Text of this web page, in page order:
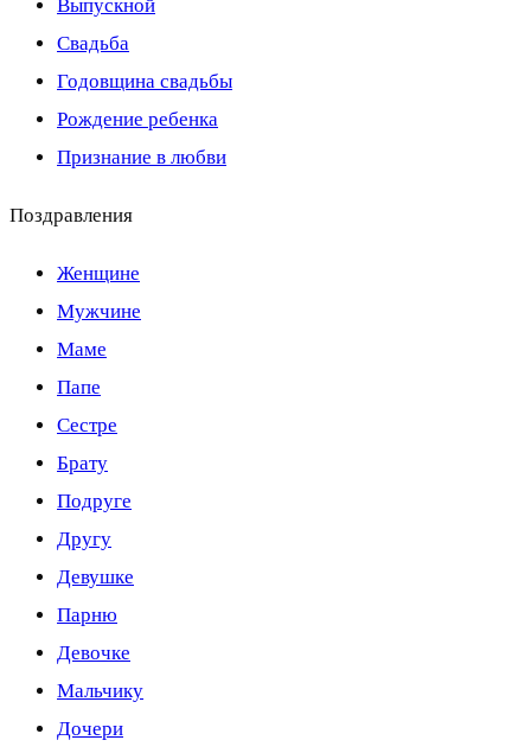
Выпускной
Свадьба
Годовщина свадьбы
Рождение ребенка
Признание в любви
Поздравления
Женщине
Мужчине
Маме
Папе
Сестре
Брату
Подруге
Другу
Девушке
Парню
Девочке
Мальчику
Дочери